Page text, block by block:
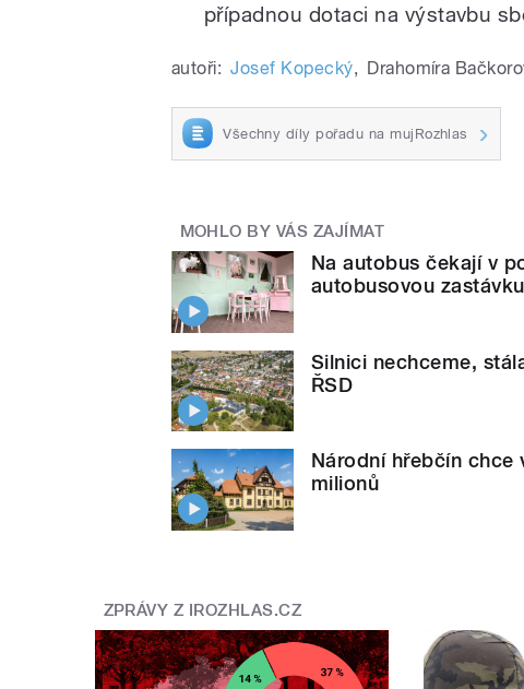
případnou dotaci na výstavbu
autoři: Josef Kopecký, Drahomíra
Všechny díly pořadu na mujRozhlas
MOHLO BY VÁS ZAJÍMAT
Na autobus čekají v
autobusovou zastávku
Silnici nechceme,
ŘSD
Národní hřebčín chce
milionů
ZPRÁVY Z IROZHLAS.CZ